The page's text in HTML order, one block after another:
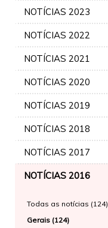
NOTÍCIAS 2023
NOTÍCIAS 2022
NOTÍCIAS 2021
NOTÍCIAS 2020
NOTÍCIAS 2019
NOTÍCIAS 2018
NOTÍCIAS 2017
NOTÍCIAS 2016
Todas as notícias (124)
Gerais (124)